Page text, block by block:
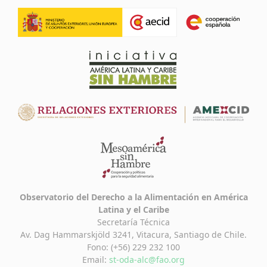
Observatorio del Derecho a la Alimentación en América
Latina y el Caribe
Secretaría Técnica
Av. Dag Hammarskjöld 3241, Vitacura, Santiago de Chile.
Fono: (+56) 229 232 100
Email: st-oda-alc@fao.org